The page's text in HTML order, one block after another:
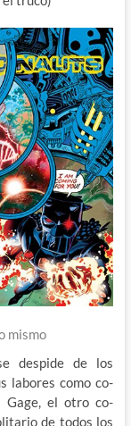
mismo
despide de los
labores como co-
Gage, el otro co-
de todos los